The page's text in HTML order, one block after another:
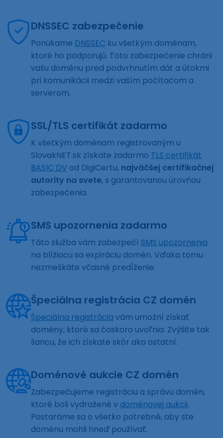
DNSSEC zabezpečenie
Ponúkame DNSSEC ku všetkým doménam,
ktoré ho podporujú. Toto zabezpečenie chráni
vašu doménu pred podvrhnutím dát a útokmi
pri komunikácii medzi vaším počítačom a
serverom.
SSL/TLS certifikát zadarmo
K všetkým doménam registrovaným u
SlovakNET.sk získate zadarmo TLS certifikát
BASIC DV od DigiCertu, najväčšej certifikačnej
autority na svete, s garantovanou úrovňou
zabezpečenia.
SMS upozornenia zadarmo
Táto služba vám zabezpečí SMS upozornenia
na blížiacu sa expiráciu domén. Vďaka tomu
nezmeškáte včasné predĺženie.
Špeciálna registrácia CZ domén
Špeciálna registrácia vám umožní získať
domény, ktoré sa čoskoro uvoľnia. Zvýšite tak
šancu, že ich získate skôr ako ostatní.
Doménové aukcie CZ domén
Zabezpečujeme registráciu a správu domén,
ktoré boli vydražené v doménovej aukcii.
Postaráme sa o všetko potrebné, aby ste
doménu mohli hneď používať.